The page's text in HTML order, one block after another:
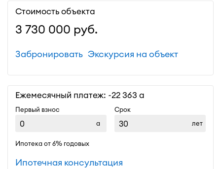
Стоимость объекта
3 730 000 руб.
Экскурсия на объект
Забронировать
Ежемесячный платеж: ~22 363
Первый взнос
Срок
лет
Ипотека от 6% годовых
Ипотечная консультация